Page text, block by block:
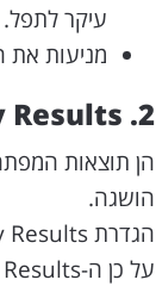
עיקר לתפל.
מניעות את
2. Key Results
הן תוצאות
הושגה.
הגדרת Key Results ומדידתן זו הדרך היחידה לדעת אם ה-Objective הושג.
על כן ה-Key Results חייבות להיות: